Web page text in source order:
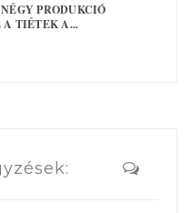
PRODUKCIÓ
A TIÉTEK A...